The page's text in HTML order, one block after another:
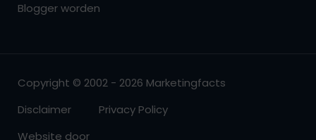
Blogger worden
Copyright © 2002 - 2026 Marketingfacts
Disclaimer
Privacy Policy
Website door